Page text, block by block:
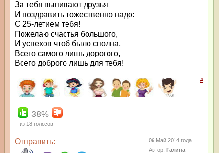
За тебя выпивают друзья,
И поздравить тожественно надо:
С 25-летием тебя!
Пожелаю счастья большого,
И успехов чтоб было сполна,
Всего самого лишь дорогого,
Всего доброго лишь для тебя!
#
38%
из 18 голосов
Отправить:
06 Май 2014 года
Автор:Галина